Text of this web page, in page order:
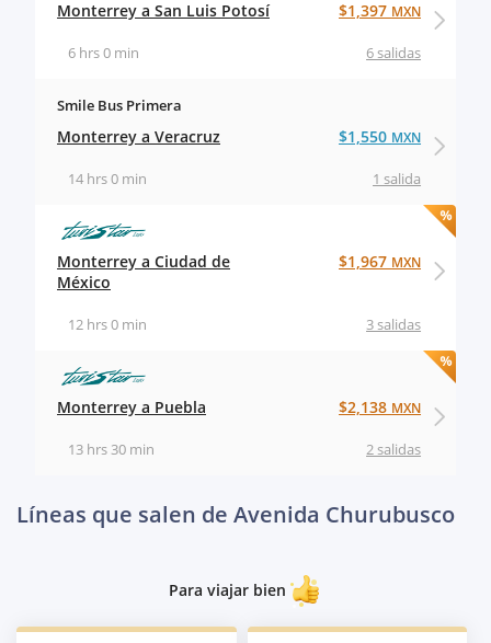
Monterrey a San Luis Potosí
6 salidas
6 hrs 0 min
$1,397 MXN
Smile Bus Primera
Monterrey a Veracruz
1 salida
14 hrs 0 min
$1,550 MXN
Monterrey a Ciudad de
México
3 salidas
12 hrs 0 min
$1,967 MXN
Monterrey a Puebla
2 salidas
13 hrs 30 min
$2,138 MXN
Líneas que salen de Avenida Churubusco
Para viajar bien